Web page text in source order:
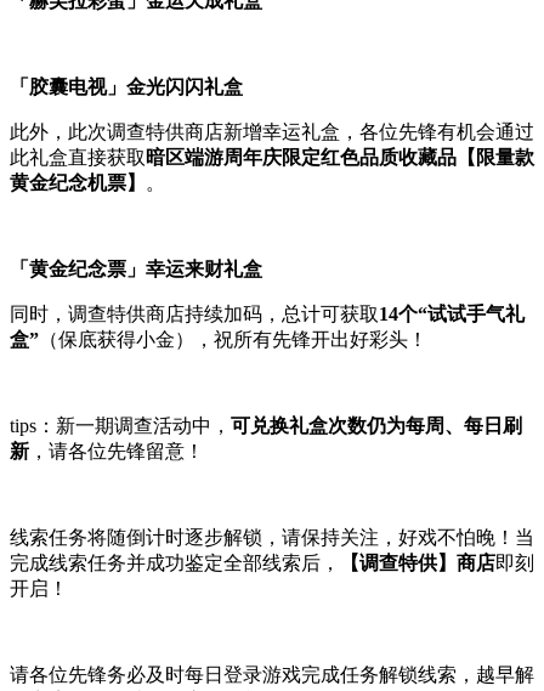
「胶囊电视」金光闪闪礼盒
此外，此次调查特供商店新增幸运礼盒，各位先锋有机会通过
此礼盒直接获取 暗区端游周年庆限定红色品质收藏品【限量款
黄金纪念机票】
。
「黄金纪念票」幸运来财礼盒
同时，调查特供商店持续加码，总计可获取14个“试试手气礼
盒” （保底获得小金），祝所有先锋开出好彩头！
tips：新一期调查活动中， 可兑换礼盒次数仍为每周、每日刷
新 ，请各位先锋留意！
线索任务将随倒计时逐步解锁，请保持关注，好戏不怕晚！当
完成线索任务并成功鉴定全部线索后，
【调查特供】商店即刻
开启！
请各位先锋务必及时每日登录游戏完成任务解锁线索，越早解